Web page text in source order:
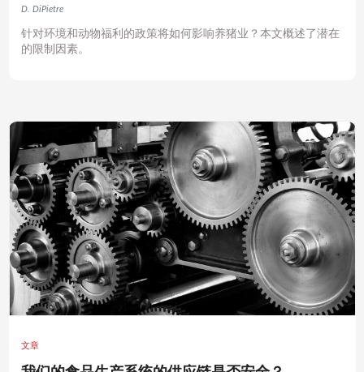
D. DiPietre
针对环境和动物福利的政策将如何影响养猪业？本文概述了潜在
的限制因素。
文章